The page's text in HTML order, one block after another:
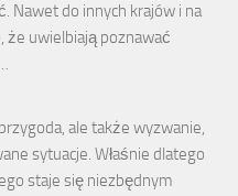
Nawet do innych krajów i na
że uwielbiają poznawać
ale także wyzwanie,
sytuacje. Właśnie dlatego
staje się niezbędnym